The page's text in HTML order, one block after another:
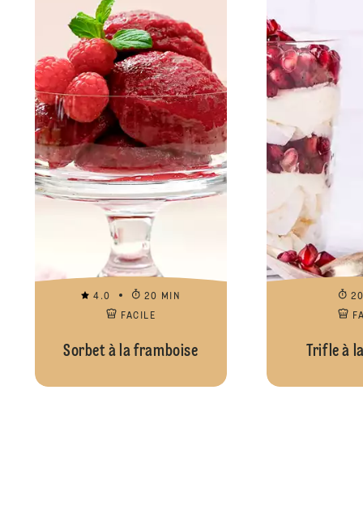
4.0
20 MIN
FACILE
Sorbet à la framboise Trifle à